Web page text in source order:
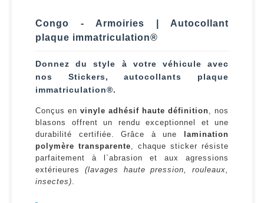
Congo - Armoiries | Autocollant
plaque immatriculation®
Donnez du style à votre véhicule avec
nos Stickers, autocollants plaque
immatriculation®.
Conçus en vinyle adhésif haute définition, nos
blasons offrent un rendu exceptionnel et une
durabilité certifiée. Grâce à une
lamination
polymère transparente, chaque sticker résiste
parfaitement à l`abrasion et aux agressions
extérieures (lavages haute pression, rouleaux,
insectes).